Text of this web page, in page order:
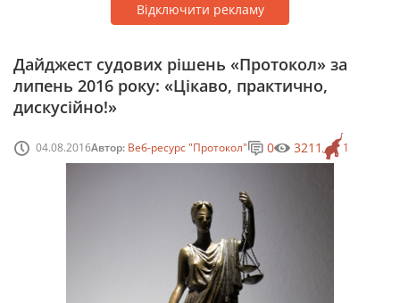
Відключити рекламу
Дайджест судових рішень «Протокол» за
липень 2016 року: «Цікаво, практично,
дискусійно!»
04.08.2016Автор: Веб-ресурс "Протокол" 1
0 3211